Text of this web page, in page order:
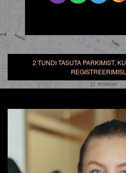
2 TUNDI TASUTA PARKIMIST,